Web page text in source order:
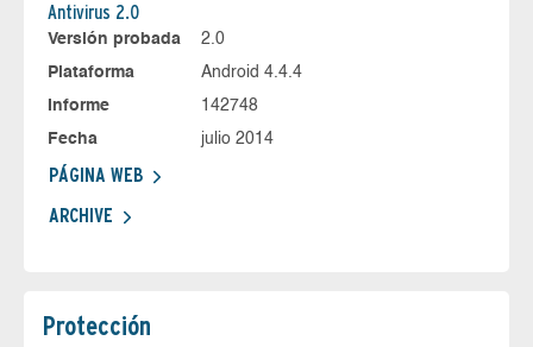
Antivirus 2.0
Versión probada
2.0
Plataforma
Android 4.4.4
Informe
142748
Fecha
julio 2014
PÁGINA WEB
ARCHIVE
Protección